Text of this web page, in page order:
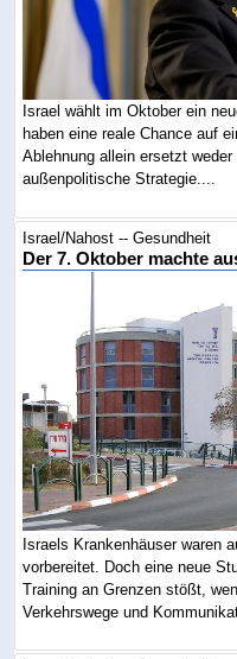
Israel wählt im Oktober ein
haben eine reale Chance auf
Ablehnung allein ersetzt
außenpolitische Strategie....
Israel/Nahost -- Gesundheit
Der 7. Oktober machte
Israels Krankenhäuser waren
vorbereitet. Doch eine neue
Training an Grenzen stößt,
Verkehrswege und